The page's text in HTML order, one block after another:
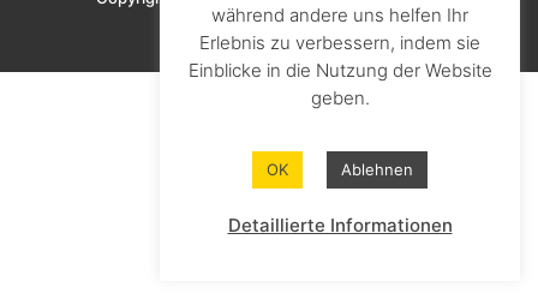
während andere uns helfen Ihr
Erlebnis zu verbessern, indem sie
Einblicke in die Nutzung der Website
geben.
OK Ablehnen
Detaillierte Informationen